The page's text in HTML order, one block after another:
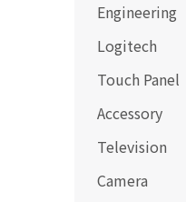
Engineering
Logitech
Touch Panel
Accessory
Television
Camera